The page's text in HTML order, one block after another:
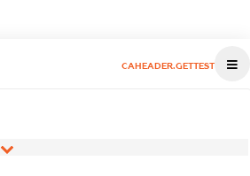
CAHEADER.GETTEST